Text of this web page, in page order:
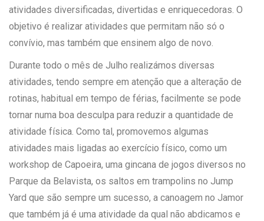
atividades diversificadas, divertidas e enriquecedoras. O
objetivo é realizar atividades que permitam não só o
convívio, mas também que ensinem algo de novo.
Durante todo o mês de Julho realizámos diversas
atividades, tendo sempre em atenção que a alteração de
rotinas, habitual em tempo de férias, facilmente se pode
tornar numa boa desculpa para reduzir a quantidade de
atividade física. Como tal, promovemos algumas
atividades mais ligadas ao exercício físico, como um
workshop de Capoeira, uma gincana de jogos diversos no
Parque da Belavista, os saltos em trampolins no Jump
Yard que são sempre um sucesso, a canoagem no Jamor
que também já é uma atividade da qual não abdicamos e